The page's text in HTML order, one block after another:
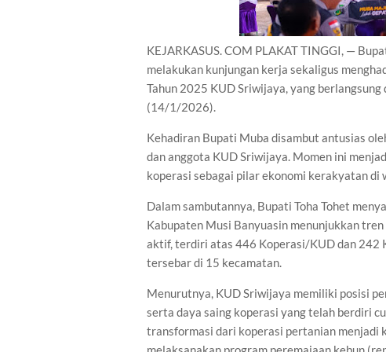
KEJARKASUS. COM PLAKAT TINGGI, —
melakukan kunjungan kerja sekaligus
Tahun 2025 KUD Sriwijaya, yang
(14/1/2026).
Kehadiran Bupati Muba disambut antusias
dan anggota KUD Sriwijaya. Momen ini
koperasi sebagai pilar ekonomi kerakyatan di
Dalam sambutannya, Bupati Toha Tohet
Kabupaten Musi Banyuasin menunjukkan
aktif, terdiri atas 446 Koperasi/KUD dan 242
tersebar di 15 kecamatan.
Menurutnya, KUD Sriwijaya memiliki posisi
serta daya saing koperasi yang telah berdiri
transformasi dari koperasi pertanian menjadi